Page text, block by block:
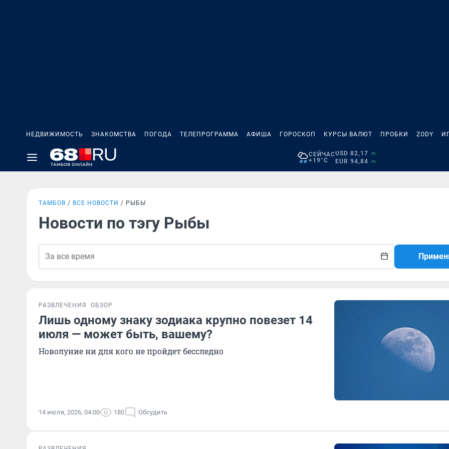
НЕДВИЖИМОСТЬ ЗНАКОМСТВА ПОГОДА ТЕЛЕПРОГРАММА АФИША ГОРОСКОП КУРСЫ ВАЛЮТ ПРОБКИ ZODY
СЕЙЧАС
+19°C
USD 82,17
EUR 94,84
ТАМБОВ ВСЕ НОВОСТИ РЫБЫ
Новости по тэгу Рыбы
РАЗВЛЕЧЕНИЯ ОБЗОР
Лишь одному знаку зодиака крупно повезет 14
июля — может быть, вашему?
Новолуние ни для кого не пройдет бесследно
14 июля, 2026, 04:00 180 Обсудить